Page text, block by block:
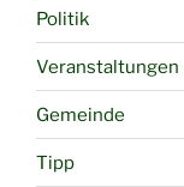
Politik
Veranstaltungen
Gemeinde
Tipp